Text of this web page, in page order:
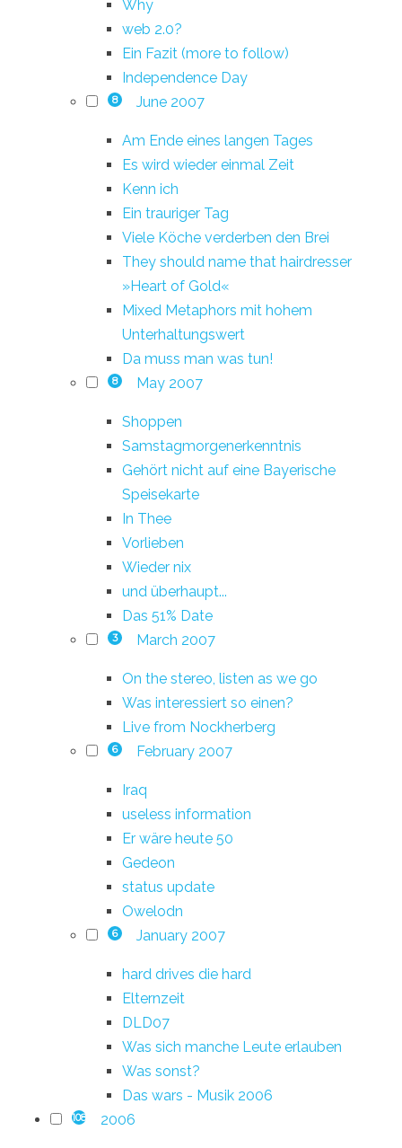
Why
web 2.0?
Ein Fazit (more to follow)
Independence Day
8 June 2007
Am Ende eines langen Tages
Es wird wieder einmal Zeit
Kenn ich
Ein trauriger Tag
Viele Köche verderben den Brei
They should name that hairdresser
»Heart of Gold«
Mixed Metaphors mit hohem
Unterhaltungswert
Da muss man was tun!
8 May 2007
Shoppen
Samstagmorgenerkenntnis
Gehört nicht auf eine Bayerische
Speisekarte
In Thee
Vorlieben
Wieder nix
und überhaupt...
Das 51% Date
3 March 2007
On the stereo, listen as we go
Was interessiert so einen?
Live from Nockherberg
6 February 2007
Iraq
useless information
Er wäre heute 50
Gedeon
status update
Owelodn
6 January 2007
hard drives die hard
Elternzeit
DLD07
Was sich manche Leute erlauben
Was sonst?
Das wars - Musik 2006
108 2006